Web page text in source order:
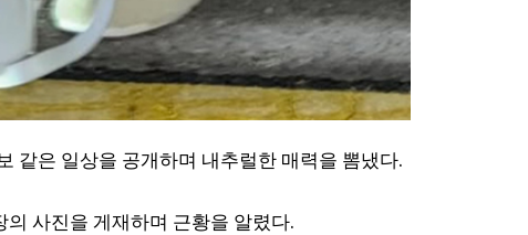
같은 일상을 공개하며 내추럴한 매력을 뽐냈다.
사진을 게재하며 근황을 알렸다.